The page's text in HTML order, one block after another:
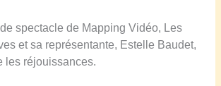
spectacle de Mapping Vidéo, Les
et sa représentante, Estelle Baudet,
les réjouissances.